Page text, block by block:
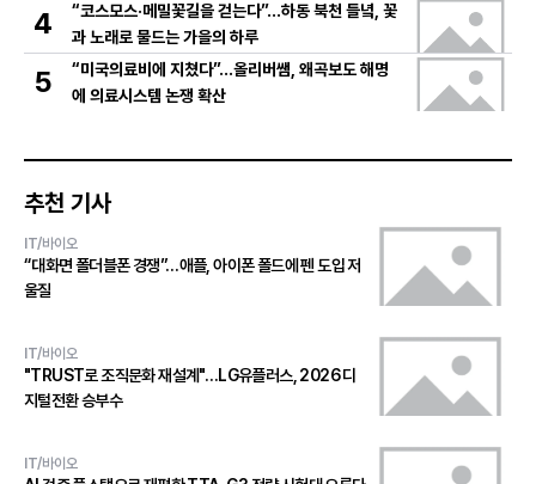
4
“코스모스·메밀꽃길을 걷는다”…하동 북천 들녘, 꽃
과 노래로 물드는 가을의 하루
5
“미국의료비에 지쳤다”…올리버쌤, 왜곡보도 해명
에 의료시스템 논쟁 확산
추천 기사
IT/바이오
“대화면 폴더블폰 경쟁”…애플, 아이폰 폴드에 펜 도입 저
울질
IT/바이오
"TRUST로 조직문화 재설계"…LG유플러스, 2026 디
지털전환 승부수
IT/바이오